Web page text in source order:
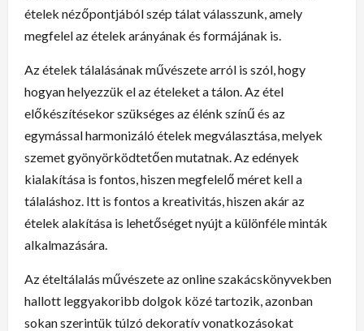
ételek nézőpontjából szép tálat válasszunk, amely
megfelel az ételek arányának és formájának is.
Az ételek tálalásának művészete arról is szól, hogy
hogyan helyezzük el az ételeket a tálon. Az étel
előkészítésekor szükséges az élénk színű és az
egymással harmonizáló ételek megválasztása, melyek
szemet gyönyörködtetően mutatnak. Az edények
kialakítása is fontos, hiszen megfelelő méret kell a
tálaláshoz. Itt is fontos a kreativitás, hiszen akár az
ételek alakítása is lehetőséget nyújt a különféle minták
alkalmazására.
Az ételtálalás művészete az online szakácskönyvekben
hallott leggyakoribb dolgok közé tartozik, azonban
sokan szerintük túlzó dekoratív vonatkozásokat